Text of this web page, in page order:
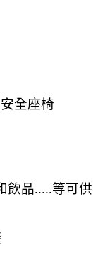
全座椅
飲品.....等可供